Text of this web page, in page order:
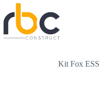
conținut
Kit Fox ESS